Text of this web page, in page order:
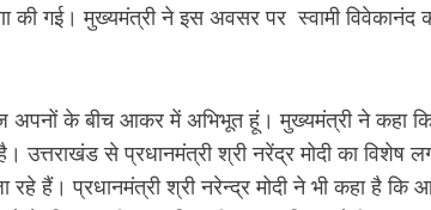
की गई। मुख्यमंत्री ने इस अवसर पर स्वामी विवेकानंद
के बीच आकर में अभिभूत हूं। मुख्यमंत्री ने कहा कि
उत्तराखंड से प्रधानमंत्री श्री नरेंद्र मोदी का
रहे हैं। प्रधानमंत्री श्री नरेन्द्र मोदी ने भी कहा है